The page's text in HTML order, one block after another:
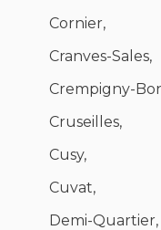
Cornier,
Cranves-Sales,
Crempigny-
Cruseilles,
Cusy,
Cuvat,
Demi-Quartier,